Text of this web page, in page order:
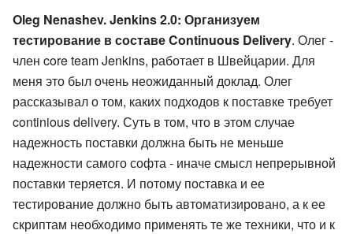
Oleg Nenashev. Jenkins 2.0: Организуем
тестирование в составе Continuous Delivery. Олег -
член core team Jenkins, работает в Швейцарии. Для
меня это был очень неожиданный доклад. Олег
рассказывал о том, каких подходов к поставке требует
continious delivery. Суть в том, что в этом случае
надежность поставки должна быть не меньше
надежности самого софта - иначе смысл непрерывной
поставки теряется. И потому поставка и ее
тестирование должно быть автоматизировано, а к ее
скриптам необходимо применять те же техники, что и к